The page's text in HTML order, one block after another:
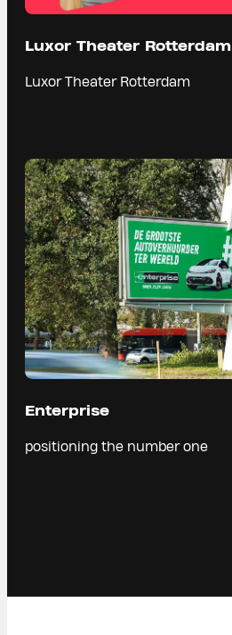
Luxor Theater Rotterdam
Luxor Theater Rotterdam
Enterprise
positioning the number one